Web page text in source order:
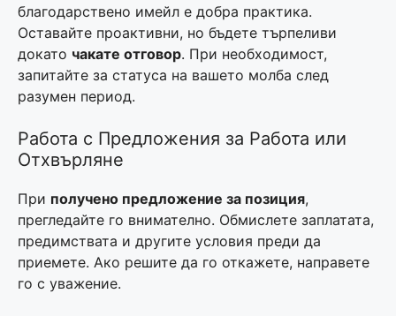
благодарствено имейл е добра практика.
Оставайте проактивни, но бъдете търпеливи
докато чакате отговор. При необходимост,
запитайте за статуса на вашето молба след
разумен период.
Работа с Предложения за Работа или
Отхвърляне
При получено предложение за позиция,
прегледайте го внимателно. Обмислете заплатата,
предимствата и другите условия преди да
приемете. Ако решите да го откажете, направете
го с уважение.